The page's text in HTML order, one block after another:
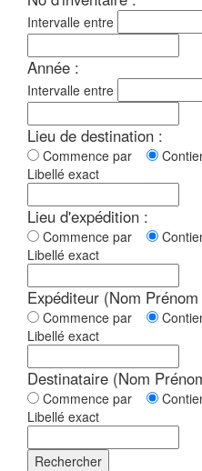
Intervalle entre
Année :
Intervalle entre
Lieu de destination :
Commence par
Libellé exact
Lieu d'expédition :
Commence par
Libellé exact
Expéditeur (Nom
Commence par
Libellé exact
Destinataire (Nom
Commence par
Libellé exact
Rechercher